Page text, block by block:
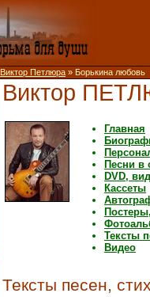
Виктор Петлюра » Борькина любовь
Виктор
Главная
Песни в
DVD,
Кассеты
Тексты
Видео
Тексты песен,